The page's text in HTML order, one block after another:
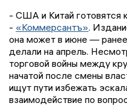
- США и Китай готовятся
- «Коммерсантъ».
она может в июне — ранее
делали на апрель.
торговой войны между
начатой после смены
ищут пути избежать
взаимодействие по